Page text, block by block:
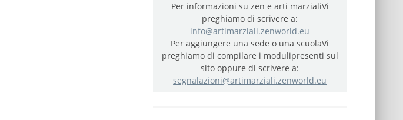
Per informazioni su zen e arti marzialiVi
preghiamo di scrivere a:
info@artimarziali.zenworld.eu
Per aggiungere una sede o una scuolaVi
preghiamo di compilare i modulipresenti sul
sito oppure di scrivere a:
segnalazioni@artimarziali.zenworld.eu